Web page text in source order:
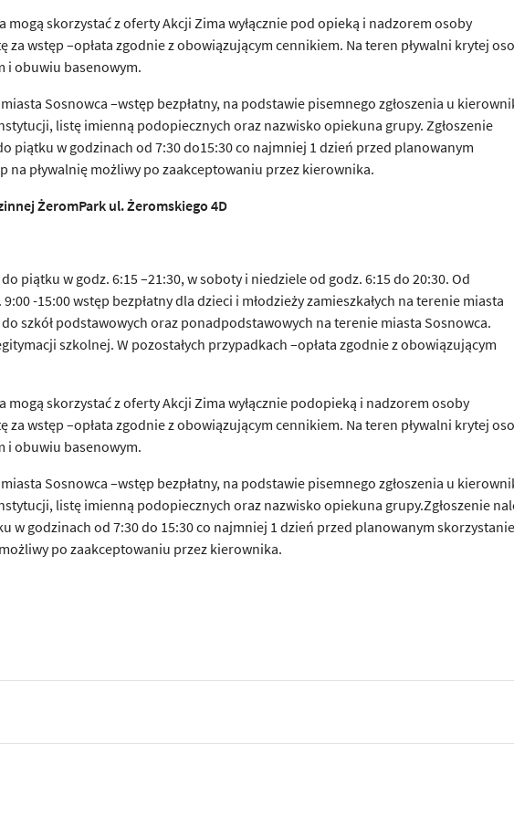
mogą skorzystać z oferty Akcji Zima wyłącznie pod opieką i nadzorem osoby
za wstęp –opłata zgodnie z obowiązującym cennikiem. Na teren pływalni krytej
i obuwiu basenowym.
Sosnowca –wstęp bezpłatny, na podstawie pisemnego zgłoszenia u
listę imienną podopiecznych oraz nazwisko opiekuna grupy. Zgłoszenie
piątku w godzinach od 7:30 do15:30 co najmniej 1 dzień przed planowanym
na pływalnię możliwy po zaakceptowaniu przez kierownika.
ŻeromPark ul.Żeromskiego 4D
piątku w godz. 6:15 –21:30, w soboty i niedziele od godz. 6:15 do 20:30. Od
-15:00 wstęp bezpłatny dla dzieci i młodzieży zamieszkałych na terenie miasta
szkół podstawowych oraz ponadpodstawowych na terenie miasta Sosnowca.
szkolnej. W pozostałych przypadkach –opłata zgodnie z obowiązującym
mogą skorzystać z oferty Akcji Zima wyłącznie podopieką i nadzorem osoby
za wstęp –opłata zgodnie z obowiązującym cennikiem. Na teren pływalni krytej
i obuwiu basenowym.
Sosnowca –wstęp bezpłatny, na podstawie pisemnego zgłoszenia u
listę imienną podopiecznych oraz nazwisko opiekuna grupy.Zgłoszenie
w godzinach od 7:30 do 15:30 co najmniej 1 dzień przed planowanym
po zaakceptowaniu przez kierownika.